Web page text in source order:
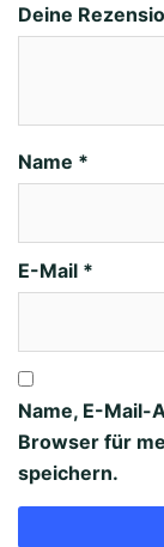
Deine
Name *
E-Mail *
Name, E-Mail-
Browser für
speichern.